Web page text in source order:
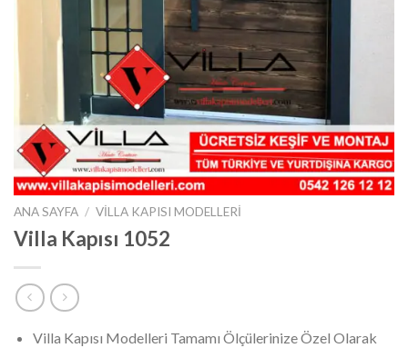
ANA SAYFA / VILLA KAPISI MODELLERI
Villa Kapısı 1052
Villa Kapısı Modelleri Tamamı Ölçülerinize Özel Olarak